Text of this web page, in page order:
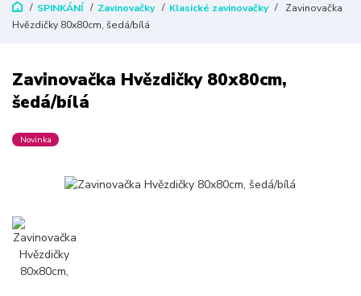
SPINKÁNÍ Zavinovačky Klasické zavinovačky
Zavinovačka
Hvězdičky 80x80cm, šedá/bílá
Zavinovačka Hvězdičky 80x80cm,
šedá/bílá
Novinka